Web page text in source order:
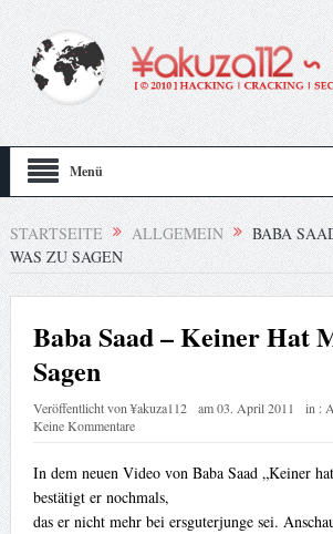
Menü
STARTSEITE ALLGEMEIN
BABA
WAS ZU SAGEN
Baba Saad – Keiner Hat
Sagen
Veröffentlicht von¥akuza112 am03. April 2011 in :
Keine Kommentare
In dem neuen Video von Baba Saad „Keiner
bestätigt er nochmals,
das er nicht mehr bei ersguterjunge sei.